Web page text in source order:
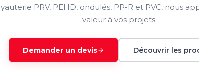
PRV, PEHD, ondulés, PP-R et PVC, nous
valeur à vos projets.
Demander un devis Découvrir les